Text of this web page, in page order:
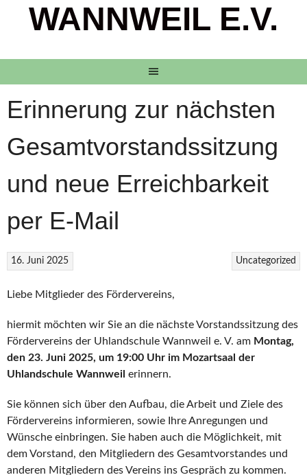
WANNWEIL E.V.
Erinnerung zur nächsten
Gesamtvorstandssitzung
und neue Erreichbarkeit
per E-Mail
Uncategorized
16. Juni 2025
Liebe Mitglieder des Fördervereins,
hiermit möchten wir Sie an die nächste Vorstandssitzung des
Fördervereins der Uhlandschule Wannweil e. V. am Montag,
den 23. Juni 2025, um 19:00 Uhr im Mozartsaal der
Uhlandschule Wannweil erinnern.
Sie können sich über den Aufbau, die Arbeit und Ziele des
Fördervereins informieren, sowie Ihre Anregungen und
Wünsche einbringen. Sie haben auch die Möglichkeit, mit
dem Vorstand, den Mitgliedern des Gesamtvorstandes und
anderen Mitgliedern des Vereins ins Gespräch zu kommen.